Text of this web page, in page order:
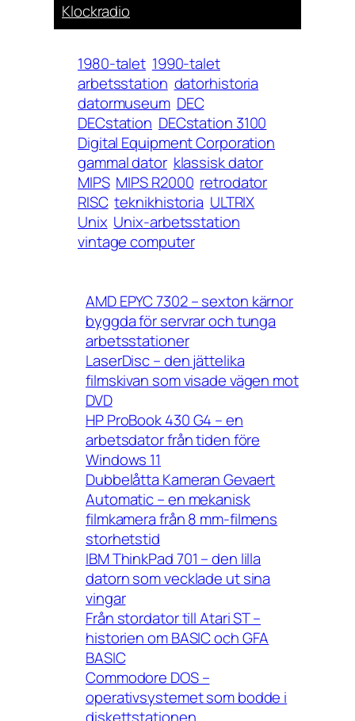
Klockradio
1980-talet 1990-talet
arbetsstation datorhistoria
datormuseum DEC
DECstation DECstation 3100
Digital Equipment Corporation
gammal dator klassisk dator
MIPS MIPS R2000 retrodator
RISC teknikhistoria ULTRIX
Unix Unix-arbetsstation
vintage computer
AMD EPYC 7302 – sexton kärnor
byggda för servrar och tunga
arbetsstationer
LaserDisc – den jättelika
filmskivan som visade vägen mot
DVD
HP ProBook 430 G4 – en
arbetsdator från tiden före
Windows 11
Dubbelåtta Kameran Gevaert
Automatic – en mekanisk
filmkamera från 8 mm-filmens
storhetstid
IBM ThinkPad 701 – den lilla
datorn som vecklade ut sina
vingar
Från stordator till Atari ST –
historien om BASIC och GFA
BASIC
Commodore DOS –
operativsystemet som bodde i